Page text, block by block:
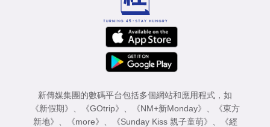
新傳媒集團的數碼平台包括多個網站和應用程式，如
《新假期》
《GOtrip》 《NM+新Monday》
《東方
新地》
《more》 《Sunday Kiss 親子童萌》
《經